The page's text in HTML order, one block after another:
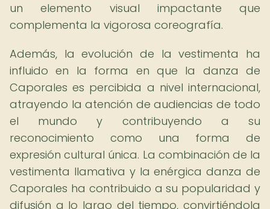
un elemento visual impactante que
complementa la vigorosa coreografía.
Además, la evolución de la vestimenta ha
influido en la forma en que la danza de
Caporales es percibida a nivel internacional,
atrayendo la atención de audiencias de todo
el mundo y contribuyendo a su
reconocimiento como una forma de
expresión cultural única. La combinación de la
vestimenta llamativa y la enérgica danza de
Caporales ha contribuido a su popularidad y
difusión a lo largo del tiempo, convirtiéndola